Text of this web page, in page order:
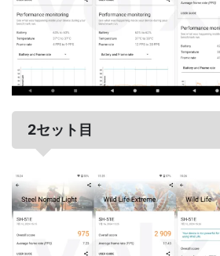
2セット目